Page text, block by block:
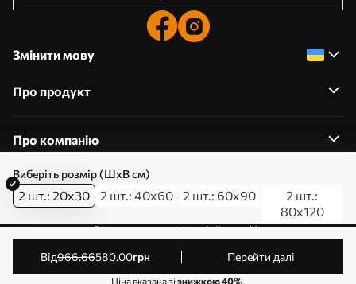
Виберіть розмір (ШхВ см)
2 шт.: 20x30 2 шт.: 40x60 2 шт.: 60x90
2 шт.:
80x120
від966.66580.00грн Перейти далі
Ціна вказана зізнижкою 40%.
Змінити мову
Про продукт
Про компанію
Редагування дозволів на файли cookie
© 2011-2026 Art-holst. Усі права захищені. Власник:
ТОВ “КЛЄВЄР”. Код ЄДРПОУ: 31780602.